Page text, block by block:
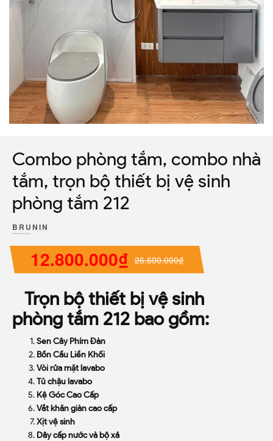
Combo phòng tắm, combo nhà
tắm, trọn bộ thiết bị vệ sinh
phòng tắm 212
BRUNIN
12.800.000₫ 26.600.000₫
Trọn bộ thiết bị vệ sinh
phòng tắm 212 bao gồm:
Sen Cây Phím Đàn
Bồn Cầu Liền Khối
Vòi rửa mặt lavabo
Tủ chậu lavabo
Kệ Góc Cao Cấp
Vắt khăn giàn cao cấp
Xịt vệ sinh
Dây cấp nước và bộ xả